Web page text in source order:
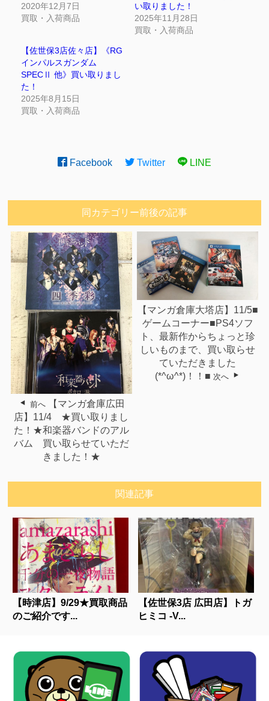
2020年12月7日
買取・入荷商品
い取りました！
2025年11月28日
買取・入荷商品
【佐世保3店佐々店】《RG
インパルスガンダム
SPECⅡ 他》買い取りまし
た！
2025年8月15日
買取・入荷商品
Facebook Twitter LINE
同カテゴリー前後の記事
前へ
【マンガ倉庫広田
店】11/4 ★買い取りまし
た！★和楽器バンドのアル
バム 買い取らせていただ
きました！★
【マンガ倉庫大塔店】11/5■
ゲームコーナー■PS4ソフ
ト、最新作からちょっと珍
しいものまで、買い取らせ
ていただきました
(*^ω^*)！！■ 次へ
関連記事
【時津店】9/29★買取商品
のご紹介です...
【佐世保3店 広田店】トガ
ヒミコ -V...